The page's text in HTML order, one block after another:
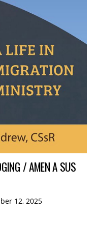
/ AMEN A SUS
12, 2025